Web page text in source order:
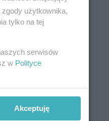
użytkownika,
tylko na tej
serwisów
w Polityce
Akceptuję